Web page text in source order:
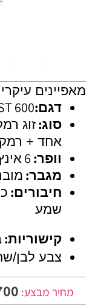
מאפיינים
דגם:
600
סוג: זוג
אחד +
וופר:
6
מגבר:
חיבורים:
שמע
קישוריות:
צבע לבן/
מחיר מבצע: